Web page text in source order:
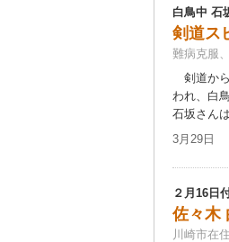
白鳥中 石
剣道ス
難病克服
剣道か
われ、白
石坂さん
3月29日
２月16日
佐々木
川崎市在